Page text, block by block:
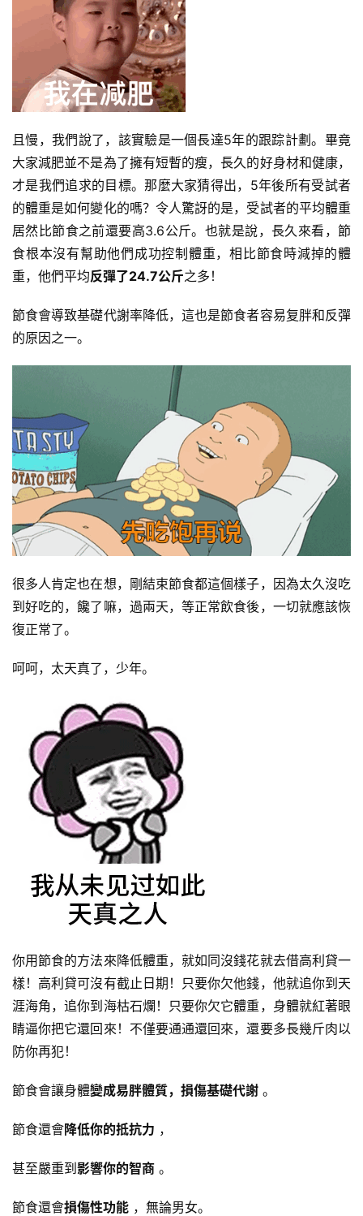
劃
有
氧
運
動
訓
練
心
力
增
肌
計
劃
瑜
健
身
頻
且慢，我們說了，該實驗是一個長達5年的跟踪計劃。畢竟
大家減肥並不是為了擁有短暫的瘦，長久的好身材和健康，
才是我們追求的目標。那麼大家猜得出，5年後所有受試者
的體重是如何變化的嗎？令人驚訝的是，受試者的平均體重
居然比節食之前還要高3.6公斤。也就是說，長久來看，節
食根本沒有幫助他們成功控制體重，相比節食時減掉的體
重，他們平均反彈了24.7公斤之多！
節食會導致基礎代謝率降低，這也是節食者容易复胖和反彈
的原因之一。
很多人肯定也在想，剛結束節食都這個樣子，因為太久沒吃
到好吃的，饞了嘛，過兩天，等正常飲食後，一切就應該恢
復正常了。
呵呵，太天真了，少年。
你用節食的方法來降低體重，就如同沒錢花就去借高利貸一
樣！高利貸可沒有截止日期！只要你欠他錢，他就追你到天
涯海角，追你到海枯石爛！只要你欠它體重，身體就紅著眼
睛逼你把它還回來！不僅要通通還回來，還要多長幾斤肉以
防你再犯！
節食會讓身體變成易胖體質，損傷基礎代謝 。
節食還會降低你的抵抗力 ，
甚至嚴重到影響你的智商 。
節食還會損傷性功能 ，無論男女。